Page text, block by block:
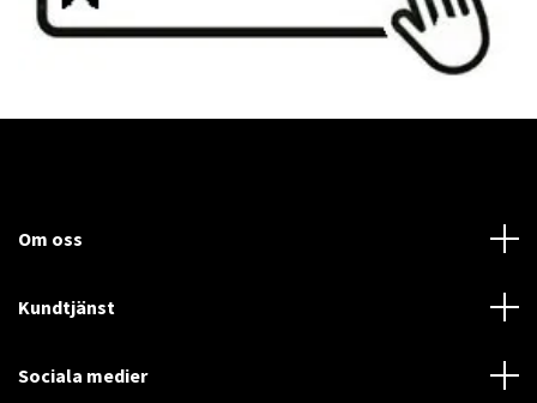
Om oss
Kundtjänst
Sociala medier